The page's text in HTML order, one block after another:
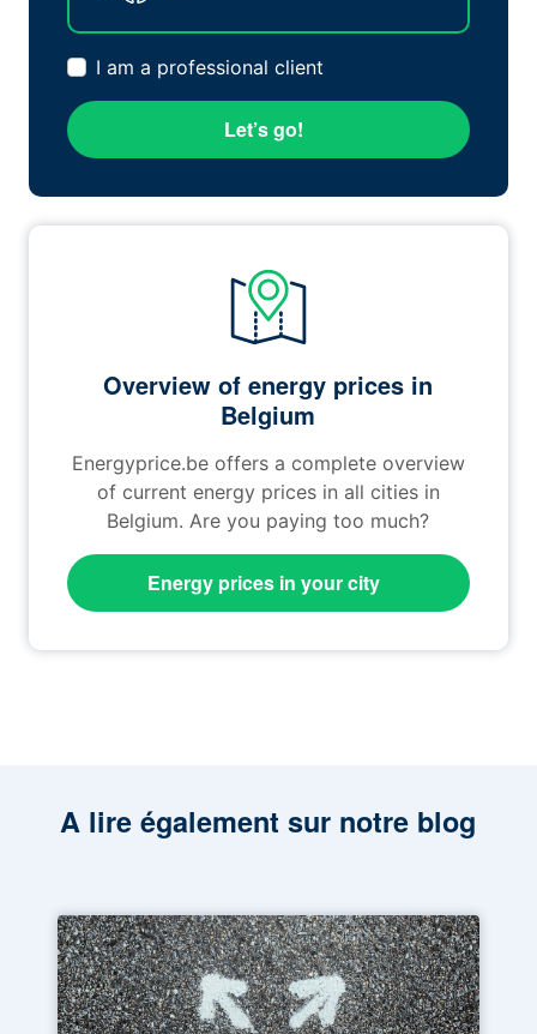
I am a professional client
Let’s go!
Overview of energy prices in
Belgium
Energyprice.be offers a complete overview
of current energy prices in all cities in
Belgium. Are you paying too much?
Energy prices in your city
A lire également sur notre blog